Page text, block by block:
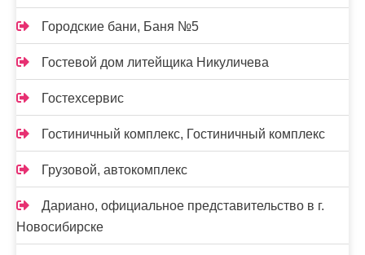
Городские бани, Баня №5
Гостевой дом литейщика Никуличева
Гостехсервис
Гостиничный комплекс, Гостиничный комплекс
Грузовой, автокомплекс
Дариано, официальное представительство в г.
Новосибирске